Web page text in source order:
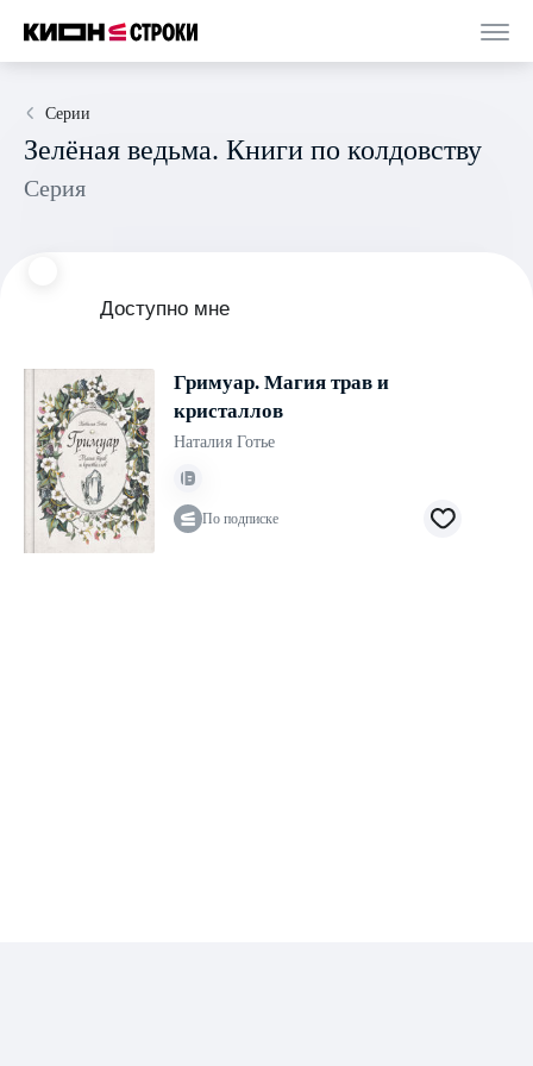
Серии
Зелёная ведьма. Книги по колдовству
Серия
Доступно мне
Гримуар. Магия трав и
кристаллов
Наталия Готье
По подписке